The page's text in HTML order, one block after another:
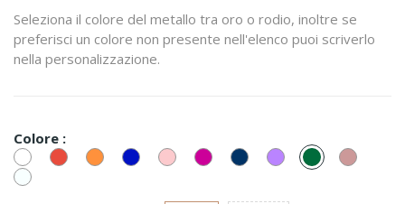
Seleziona il colore del metallo tra oro o rodio, inoltre se
preferisci un colore non presente nell'elenco puoi scriverlo
nella personalizzazione.
Colore :
Bianco/Cristal
RossoArancione
Blu Rosa FucsiaBlu
Montana
Lilla SmeraldoCipria
Bianco
Opale